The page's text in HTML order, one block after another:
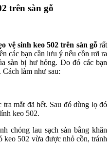
trên sàn gỗ
vệ sinh keo 502 trên sàn gỗrất
các bạn cần lưu ý nếu cồn rơi ra
sàn bị hư hỏng. Do đó các bạn
làm như sau:
mắt đã hết. Sau đó dùng lọ đó
keo 502.
chóng lau sạch sàn bằng khăn
keo 502 vừa được nhỏ cồn, tránh